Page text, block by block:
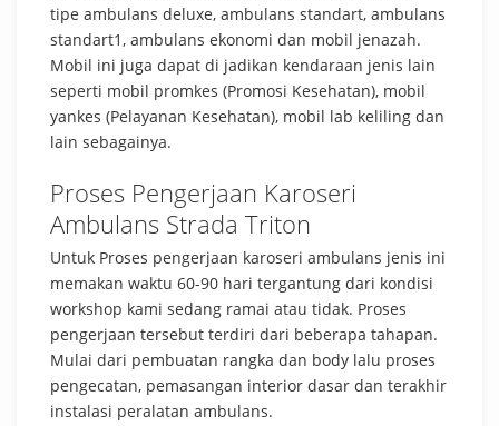
tipe ambulans deluxe, ambulans standart, ambulans
standart1, ambulans ekonomi dan mobil jenazah.
Mobil ini juga dapat di jadikan kendaraan jenis lain
seperti mobil promkes (Promosi Kesehatan), mobil
yankes (Pelayanan Kesehatan), mobil lab keliling dan
lain sebagainya.
Proses Pengerjaan Karoseri
Ambulans Strada Triton
Untuk Proses pengerjaan karoseri ambulans jenis ini
memakan waktu 60-90 hari tergantung dari kondisi
workshop kami sedang ramai atau tidak. Proses
pengerjaan tersebut terdiri dari beberapa tahapan.
Mulai dari pembuatan rangka dan body lalu proses
pengecatan, pemasangan interior dasar dan terakhir
instalasi peralatan ambulans.